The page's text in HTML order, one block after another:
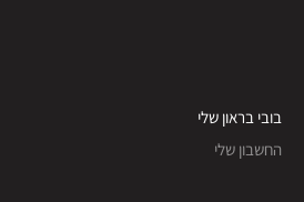
בובי בראון שלי
החשבון שלי